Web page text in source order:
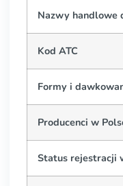
Nazwy handlowe
Kod ATC
Formy i
Producenci w
Status rejestracji